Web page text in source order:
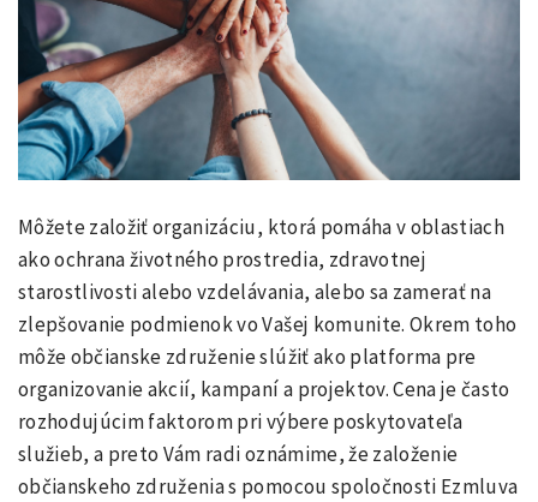
Môžete založiť organizáciu, ktorá pomáha v oblastiach
ako ochrana životného prostredia, zdravotnej
starostlivosti alebo vzdelávania, alebo sa zamerať na
zlepšovanie podmienok vo Vašej komunite. Okrem toho
môže občianske združenie slúžiť ako platforma pre
organizovanie akcií, kampaní a projektov. Cena je často
rozhodujúcim faktorom pri výbere poskytovateľa
služieb, a preto Vám radi oznámime, že založenie
občianskeho združenia s pomocou spoločnosti Ezmluva